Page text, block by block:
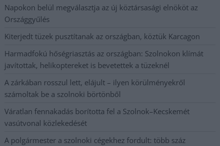
Napokon belül megválasztja az új köztársasági elnököt az
Országgyűlés
Kiterjedt tüzek pusztítanak az országban, köztük Karcagon
Harmadfokú hőségriasztás az országban: Szolnokon klímát
javítottak, helikoptereket is bevetettek a tüzeknél
A zárkában rosszul lett, elájult – ilyen körülményekről
számoltak be a szolnoki börtönből
Váratlan fennakadás borította fel a Szolnok–Kecskemét
vasútvonal közlekedését
A polgármester a szolnoki cégekhez fordult: több száz